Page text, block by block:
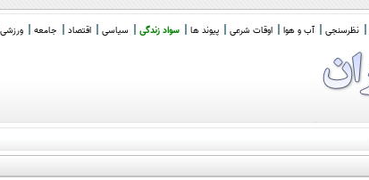
نظرسنجی آب و هوا اوقات شرعی پیوند ها سواد زندگی سیاسی اقتصاد جامعه ورزشی